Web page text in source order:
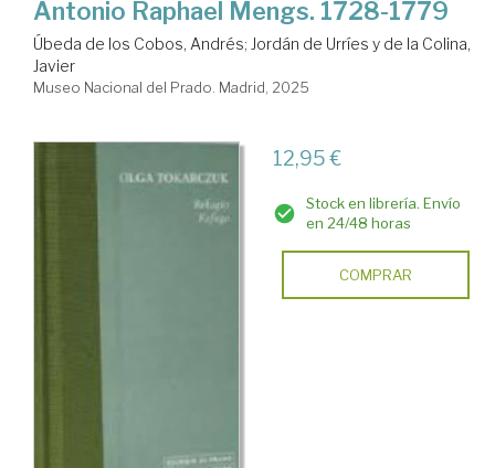
Antonio Raphael Mengs. 1728-1779
Úbeda de los Cobos, Andrés; Jordán de Urríes y de la Colina,
Javier
Museo Nacional del Prado. Madrid, 2025
12,95 €
Stock en librería. Envío
en 24/48 horas
COMPRAR